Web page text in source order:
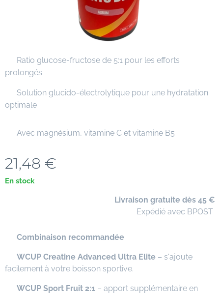
✔ Ratio glucose-fructose de 5:1 pour les efforts
prolongés
✔ Solution glucido-électrolytique pour une hydratation
optimale
✔ Avec magnésium, vitamine C et vitamine B5
21,48 €
En stock
Livraison gratuite dès 45 €
📦 Expédié avec BPOST
Combinaison recommandée
WCUP Creatine Advanced Ultra Elite – s'ajoute
facilement à votre boisson sportive.
WCUP Sport Fruit 2:1 – apport supplémentaire en